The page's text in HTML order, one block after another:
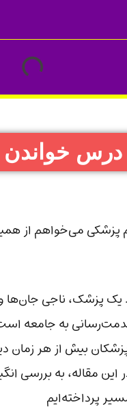
درس
پزشکی می‌خواهم از
پزشک، ناجی جان‌ها
به جامعه
بیش از هر زمان
این مقاله، به بررسی
پرداخته‌ایم